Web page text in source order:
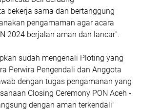
bekerja sama dan bertanggung
pengamaman agar acara
2024 berjalan aman dan lancar".
sudah mengenali Ploting yang
Perwira Pengendali dan Anggota
dengan tugas pengamanan yang
Closing Ceremony PON Aceh -
dengan aman terkendali"